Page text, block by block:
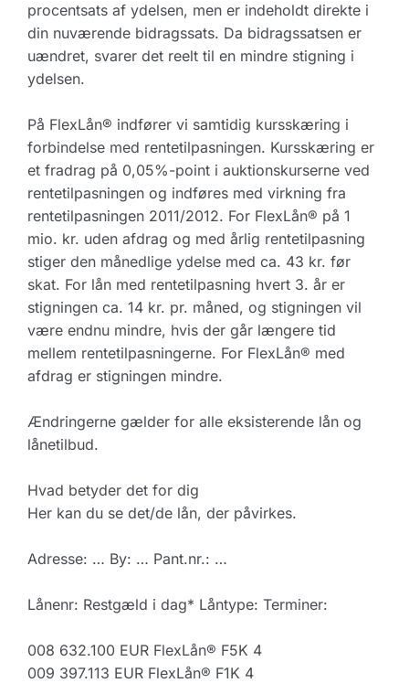
procentsats af ydelsen, men er indeholdt direkte i
din nuværende bidragssats. Da bidragssatsen er
uændret, svarer det reelt til en mindre stigning i
ydelsen.
På FlexLån® indfører vi samtidig kursskæring i
forbindelse med rentetilpasningen. Kursskæring er
et fradrag på 0,05%-point i auktionskurserne ved
rentetilpasningen og indføres med virkning fra
rentetilpasningen 2011/2012. For FlexLån® på 1
mio. kr. uden afdrag og med årlig rentetilpasning
stiger den månedlige ydelse med ca. 43 kr. før
skat. For lån med rentetilpasning hvert 3. år er
stigningen ca. 14 kr. pr. måned, og stigningen vil
være endnu mindre, hvis der går længere tid
mellem rentetilpasningerne. For FlexLån® med
afdrag er stigningen mindre.
Ændringerne gælder for alle eksisterende lån og
lånetilbud.
Hvad betyder det for dig
Her kan du se det/de lån, der påvirkes.
Adresse: … By: … Pant.nr.: …
Lånenr: Restgæld i dag* Låntype: Terminer:
008 632.100 EUR FlexLån® F5K 4
009 397.113 EUR FlexLån® F1K 4